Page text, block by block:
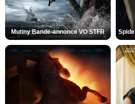
Mutiny Bande-annonce VO STFR